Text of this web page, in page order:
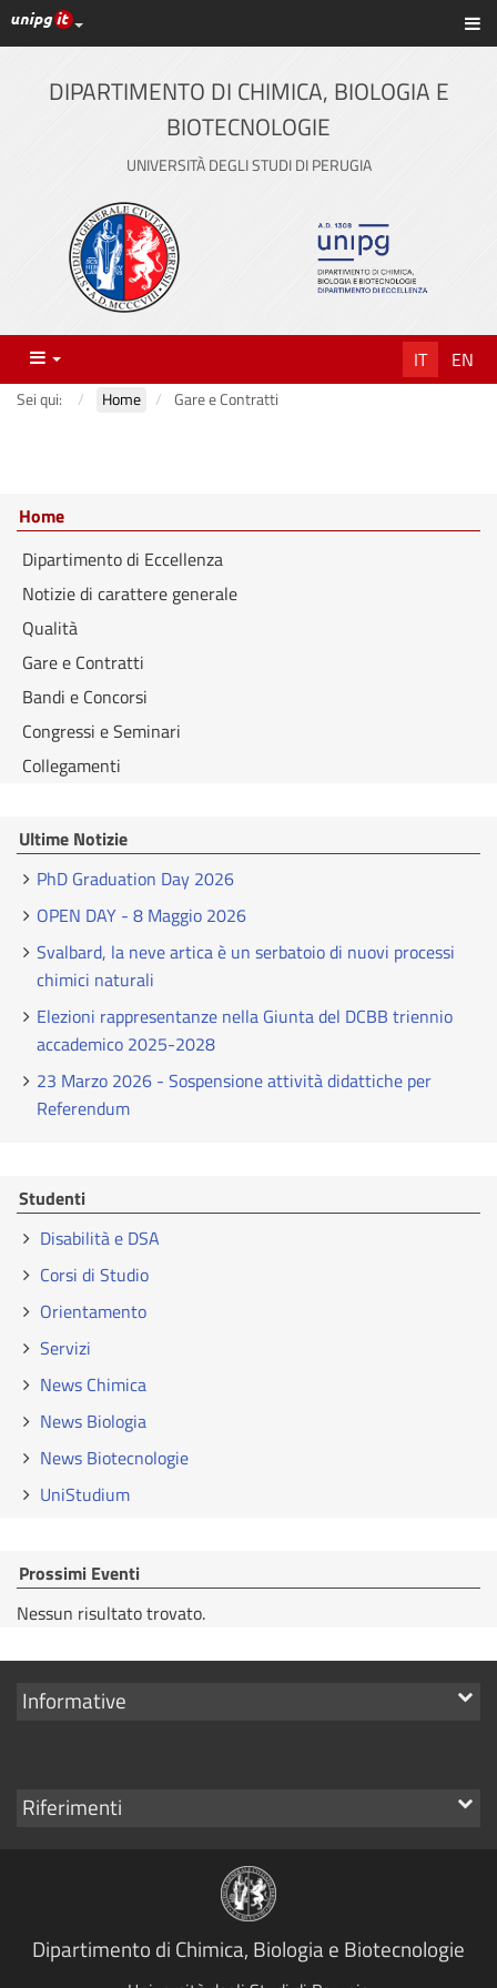
Vai
al
contenuto
principale
Link ai principali servizi web di Ateneo
DIPARTIMENTO DI CHIMICA, BIOLOGIA E
BIOTECNOLOGIE
UNIVERSITÀ DEGLI STUDI DI PERUGIA
Menu IT EN
Sei qui: Home Gare e Contratti
Home
Dipartimento di Eccellenza
Notizie di carattere generale
Qualità
Gare e Contratti
Bandi e Concorsi
Congressi e Seminari
Collegamenti
Ultime Notizie
PhD Graduation Day 2026
OPEN DAY - 8 Maggio 2026
Svalbard, la neve artica è un serbatoio di nuovi processi
chimici naturali
Elezioni rappresentanze nella Giunta del DCBB triennio
accademico 2025-2028
23 Marzo 2026 - Sospensione attività didattiche per
Referendum
Studenti
Disabilità e DSA
Corsi di Studio
Orientamento
Servizi
News Chimica
News Biologia
News Biotecnologie
UniStudium
Prossimi Eventi
Nessun risultato trovato.
Mostra
Informative
Mostra
Riferimenti
Dipartimento di Chimica, Biologia e Biotecnologie